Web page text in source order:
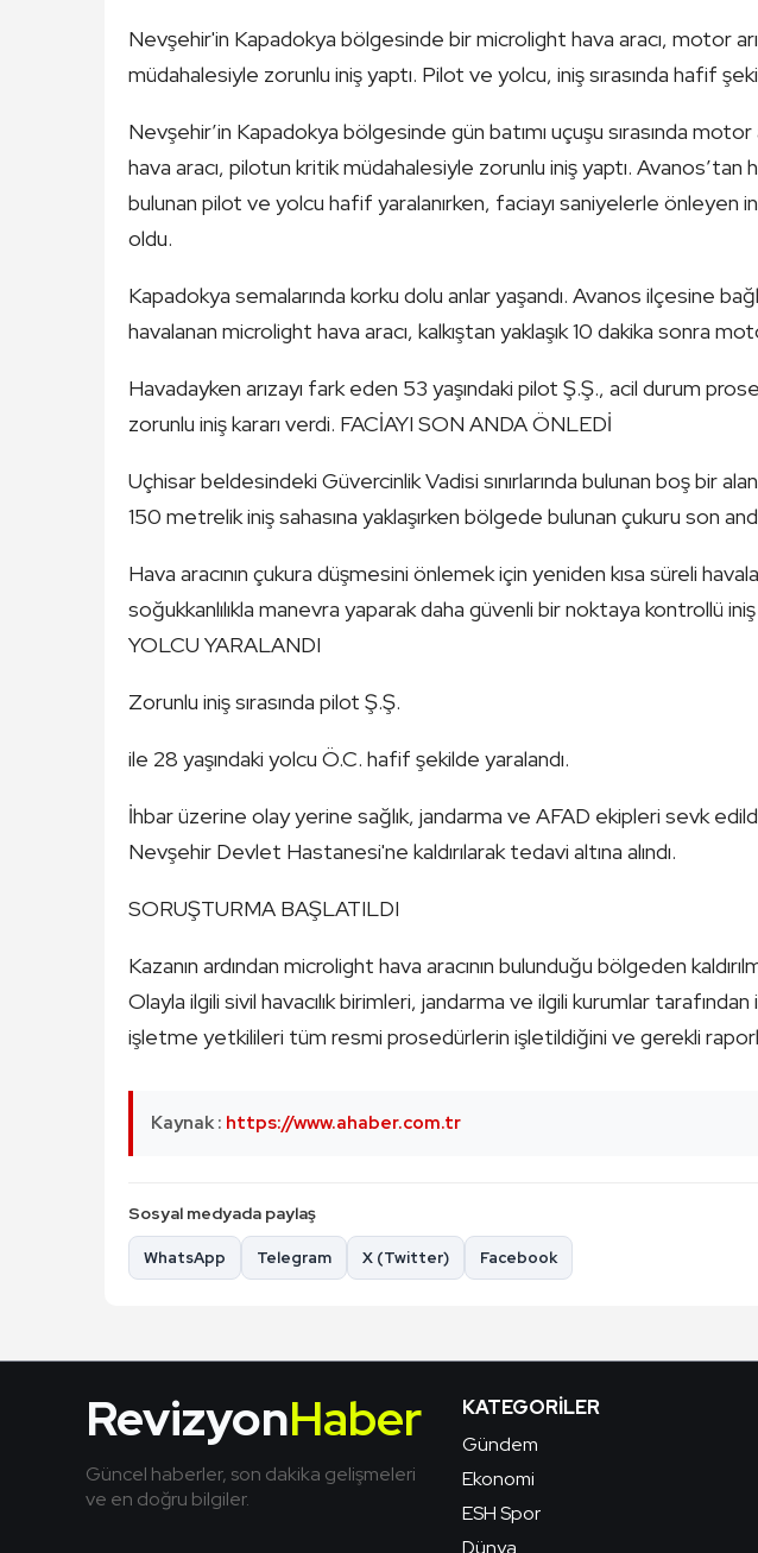
Nevşehir'in Kapadokya bölgesinde bir microlight hava aracı, motor
müdahalesiyle zorunlu iniş yaptı. Pilot ve yolcu, iniş sırasında hafif
Nevşehir’in Kapadokya bölgesinde gün batımı uçuşu sırasında motor
hava aracı, pilotun kritik müdahalesiyle zorunlu iniş yaptı. Avanos’tan
bulunan pilot ve yolcu hafif yaralanırken, faciayı saniyelerle önleyen
oldu.
Kapadokya semalarında korku dolu anlar yaşandı. Avanos ilçesine
havalanan microlight hava aracı, kalkıştan yaklaşık 10 dakika sonra
Havadayken arızayı fark eden 53 yaşındaki pilot Ş.Ş., acil durum
zorunlu iniş kararı verdi. FACİAYI SON ANDA ÖNLEDİ
Uçhisar beldesindeki Güvercinlik Vadisi sınırlarında bulunan boş bir
150 metrelik iniş sahasına yaklaşırken bölgede bulunan çukuru son
Hava aracının çukura düşmesini önlemek için yeniden kısa süreli
soğukkanlılıkla manevra yaparak daha güvenli bir noktaya kontrollü
YOLCU YARALANDI
Zorunlu iniş sırasında pilot Ş.Ş.
ile 28 yaşındaki yolcu Ö.C. hafif şekilde yaralandı.
İhbar üzerine olay yerine sağlık, jandarma ve AFAD ekipleri sevk
Nevşehir Devlet Hastanesi'ne kaldırılarak tedavi altına alındı.
SORUŞTURMA BAŞLATILDI
Kazanın ardından microlight hava aracının bulunduğu bölgeden
Olayla ilgili sivil havacılık birimleri, jandarma ve ilgili kurumlar tarafından
işletme yetkilileri tüm resmi prosedürlerin işletildiğini ve gerekli
Kaynak : https://www.ahaber.com.tr
Sosyal medyada paylaş
WhatsApp Telegram X (Twitter) Facebook
RevizyonHaber
Güncel haberler, son dakika gelişmeleri
ve en doğru bilgiler.
KATEGORILER
Gündem
Ekonomi
ESH Spor
Dünya